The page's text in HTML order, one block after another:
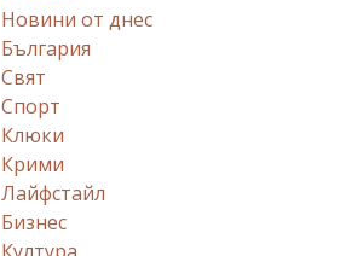
Новини от днес
България
Свят
Спорт
Клюки
Крими
Лайфстайл
Бизнес
Култура